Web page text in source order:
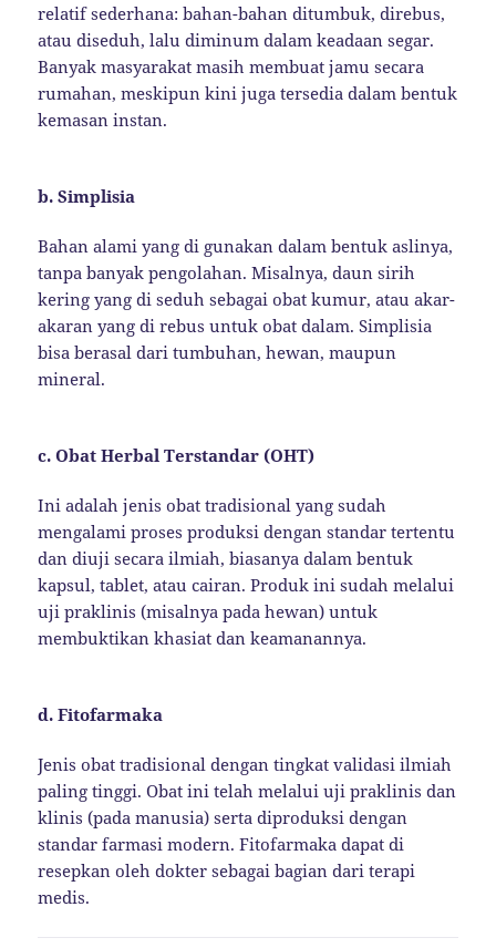
relatif sederhana: bahan-bahan ditumbuk, direbus,
atau diseduh, lalu diminum dalam keadaan segar.
Banyak masyarakat masih membuat jamu secara
rumahan, meskipun kini juga tersedia dalam bentuk
kemasan instan.
b. Simplisia
Bahan alami yang di gunakan dalam bentuk aslinya,
tanpa banyak pengolahan. Misalnya, daun sirih
kering yang di seduh sebagai obat kumur, atau akar-
akaran yang di rebus untuk obat dalam. Simplisia
bisa berasal dari tumbuhan, hewan, maupun
mineral.
c. Obat Herbal Terstandar (OHT)
Ini adalah jenis obat tradisional yang sudah
mengalami proses produksi dengan standar tertentu
dan diuji secara ilmiah, biasanya dalam bentuk
kapsul, tablet, atau cairan. Produk ini sudah melalui
uji praklinis (misalnya pada hewan) untuk
membuktikan khasiat dan keamanannya.
d. Fitofarmaka
Jenis obat tradisional dengan tingkat validasi ilmiah
paling tinggi. Obat ini telah melalui uji praklinis dan
klinis (pada manusia) serta diproduksi dengan
standar farmasi modern. Fitofarmaka dapat di
resepkan oleh dokter sebagai bagian dari terapi
medis.